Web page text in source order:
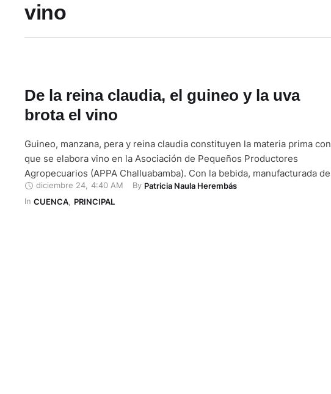
vino
De la reina claudia, el guineo y la uva
brota el vino
Guineo, manzana, pera y reina claudia constituyen la materia prima con
que se elabora vino en la Asociación de Pequeños Productores
Agropecuarios (APPA Challuabamba). Con la bebida, manufacturada de
manera artesanal, se busca fortalecer la economía de la zona y de
quienes son parte de esta iniciativa, entre ellos, están Fabiola
diciembre 24 4:40 AM By Patricia Naula Herembás
In CUENCA, PRINCIPAL